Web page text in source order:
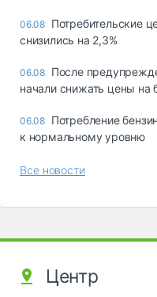
06.08 Потребительские
снизились на 2,3%
06.08 После
начали снижать цены на
06.08 Потребление
к нормальному уровню
Все новости
Центр